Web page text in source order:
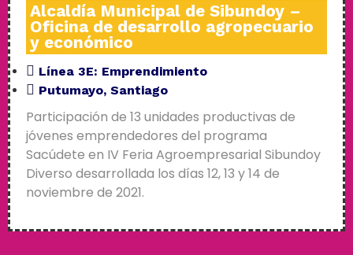
Alcaldía Municipal de Sibundoy –
Oficina de desarrollo agropecuario
y económico
Línea 3E: Emprendimiento
Putumayo, Santiago
Participación de 13 unidades productivas de
jóvenes emprendedores del programa
Sacúdete en IV Feria Agroempresarial Sibundoy
Diverso desarrollada los días 12, 13 y 14 de
noviembre de 2021.